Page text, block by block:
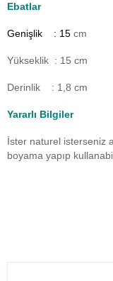
Ebatlar
Genişlik : 15 cm
Yükseklik : 15 cm
Derinlik : 1,8 cm
Yararlı Bilgiler
İster naturel isterseniz
boyama yapıp